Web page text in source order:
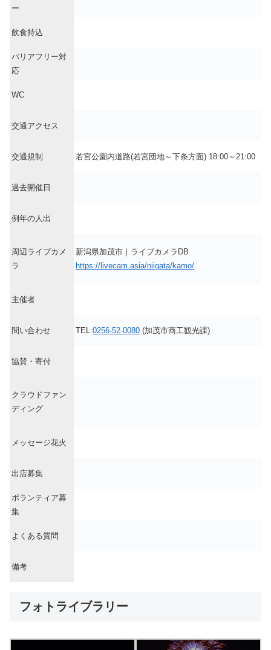
ー
飲食持込
バリアフリー対
応
WC
交通アクセス
交通規制 若宮公園内道路(若宮団地～下条方面) 18:00～21:00
過去開催日
例年の人出
周辺ライブカメ
ラ
新潟県加茂市｜ライブカメラDB
https://livecam.asia/niigata/kamo/
主催者
問い合わせ TEL:0256-52-0080 (加茂市商工観光課)
協賛・寄付
クラウドファン
ディング
メッセージ花火
出店募集
ボランティア募
集
よくある質問
備考
フォトライブラリー